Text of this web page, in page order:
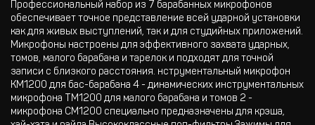
Профессиональный набор из 7 барабанных микрофонов
обеспечивает точное представление всей ударной установки
как для живых выступлений, так и для студийных приложений.
Микрофоны настроены для эффективного захвата ударных,
томов, малого барабана и тарелок и подходят для точной
записи с близкого расстояния. нструментальный микрофон
KM1200 для бас-барабана 4 - динамических инструментальных
микрофона TM1200 для малого барабана и томов 2 -
микрофона CM1200 специально предназначены для крэша,